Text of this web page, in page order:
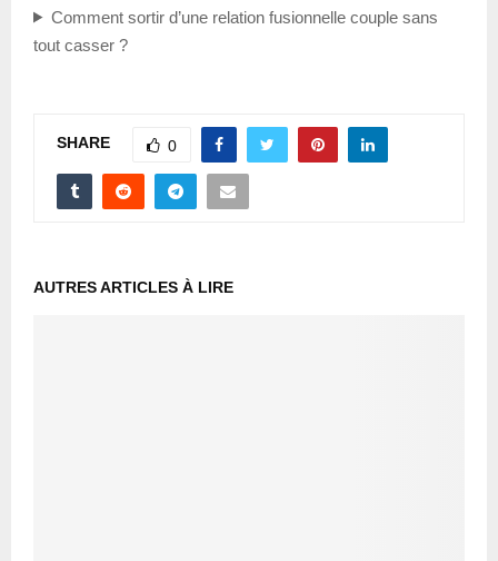
Comment sortir d’une relation fusionnelle couple sans
tout casser ?
SHARE 0
AUTRES ARTICLES À LIRE